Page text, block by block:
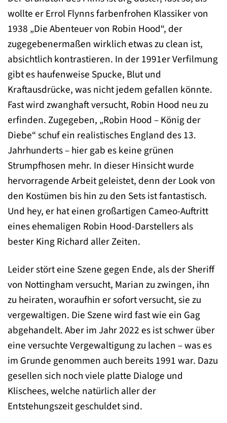
wollte er Errol Flynns farbenfrohen Klassiker von
1938 „Die Abenteuer von Robin Hood“, der
zugegebenermaßen wirklich etwas zu clean ist,
absichtlich kontrastieren. In der 1991er Verfilmung
gibt es haufenweise Spucke, Blut und
Kraftausdrücke, was nicht jedem gefallen könnte.
Fast wird zwanghaft versucht, Robin Hood neu zu
erfinden. Zugegeben, „Robin Hood – König der
Diebe“ schuf ein realistisches England des 13.
Jahrhunderts – hier gab es keine grünen
Strumpfhosen mehr. In dieser Hinsicht wurde
hervorragende Arbeit geleistet, denn der Look von
den Kostümen bis hin zu den Sets ist fantastisch.
Und hey, er hat einen großartigen Cameo-Auftritt
eines ehemaligen Robin Hood-Darstellers als
bester King Richard aller Zeiten.
Leider stört eine Szene gegen Ende, als der Sheriff
von Nottingham versucht, Marian zu zwingen, ihn
zu heiraten, woraufhin er sofort versucht, sie zu
vergewaltigen. Die Szene wird fast wie ein Gag
abgehandelt. Aber im Jahr 2022 es ist schwer über
eine versuchte Vergewaltigung zu lachen – was es
im Grunde genommen auch bereits 1991 war. Dazu
gesellen sich noch viele platte Dialoge und
Klischees, welche natürlich aller der
Entstehungszeit geschuldet sind.